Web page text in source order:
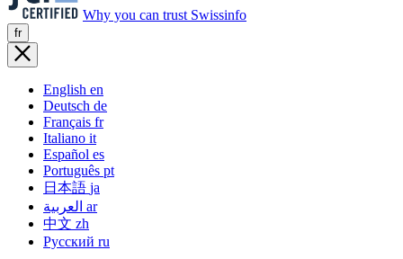
Why you can trust Swissinfo
fr
English en
Deutsch de
Français fr
Italiano it
Español es
Português pt
日本語 ja
ar
中文 zh
Русский ru